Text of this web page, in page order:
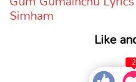
Simham
Like
2